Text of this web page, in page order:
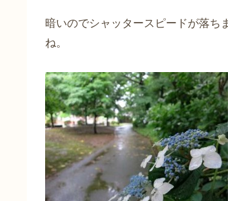
暗いのでシャッタースピードが落ち
ね。